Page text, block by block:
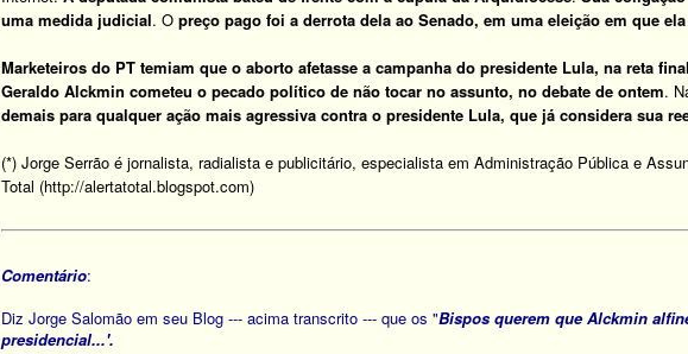
uma medida judicial. O preço pago foi a derrota dela ao Senado, em uma eleição em que
Marketeiros do PT temiam que o aborto afetasse a campanha do presidente Lula, na reta
Geraldo Alckmin cometeu o pecado político de não tocar no assunto, no debate de ontem.
demais para qualquer ação mais agressiva contra o presidente Lula, que já considera sua
(*) Jorge Serrão é jornalista, radialista e publicitário, especialista em Administração Pública e
Total (http://alertatotal.blogspot.com)
Comentário:
Diz Jorge Salomão em seu Blog --- acima transcrito --- que os "Bispos querem que Alckmin
presidencial...'.